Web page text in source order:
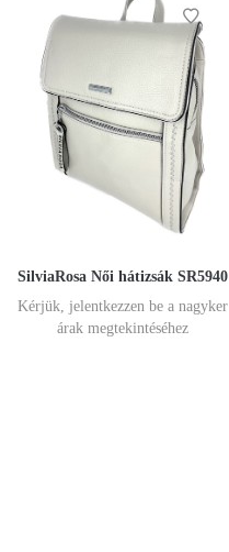
SilviaRosa Női hátizsák SR5940
Kérjük, jelentkezzen be a nagyker
árak megtekintéséhez